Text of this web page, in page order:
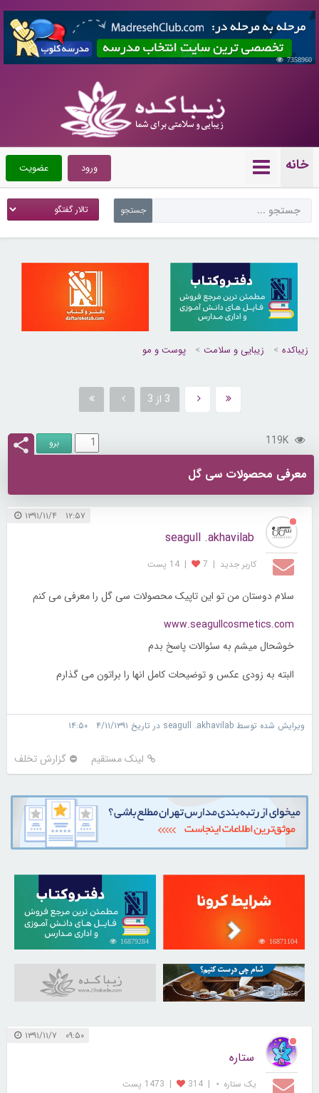
7358960
خانه عضویت ورود
زیباکده زیبایی و سلامت پوست و مو
3 از 3
119K
معرفی محصولات سی گل
۱۲:۵۷ ۱۳۹۱/۱۱/۴
seagull .akhavilab
کاربر جديد |
7
| 14 پست
سلام دوستان من تو این تاپیک محصولات سی گل را معرفی می کنم
www.seagullcosmetics.com
خوشحال میشم به سئوالات پاسخ بدم
البته به زودی عکس و توضیحات کامل انها را براتون می گذارم
ویرایش شده توسط seagull .akhavilab در تاریخ ۴/۱۱/۱۳۹۱ ۱۴:۵۰
لینک مستقیم گزارش تخلف
16871104
16879284
31043056
۰۹:۵۰ ۱۳۹۱/۱۱/۷
ستاره
یک ستاره ⋆ |
314
| 1473 پست